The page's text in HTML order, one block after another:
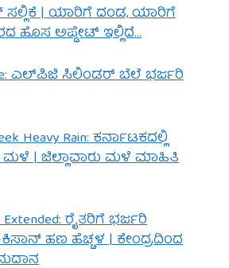
ಸಲ್ಲಿಕೆ | ಯಾರಿಗೆ ದಂಡ, ಯಾರಿಗೆ
ಹೊಸ ಅಪ್ಡೇಟ್ ಇಲ್ಲಿದೆ…
ಎಲ್‌ಪಿಜಿ ಸಿಲಿಂಡರ್ ಬೆಲೆ ಭರ್ಜರಿ
Heavy Rain: ಕರ್ನಾಟಕದಲ್ಲಿ
ಮಳೆ | ಜಿಲ್ಲಾವಾರು ಮಳೆ ಮಾಹಿತಿ
Extended: ರೈತರಿಗೆ ಭರ್ಜರಿ
ಹಣ ಹೆಚ್ಚಳ | ಕೇಂದ್ರದಿಂದ